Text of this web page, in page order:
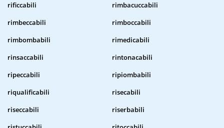
rificcabili
rimbacuccabili
rimbeccabili
rimboccabili
rimbombabili
rimedicabili
rinsaccabili
rintonacabili
ripeccabili
ripiombabili
riqualificabili
risecabili
riseccabili
riserbabili